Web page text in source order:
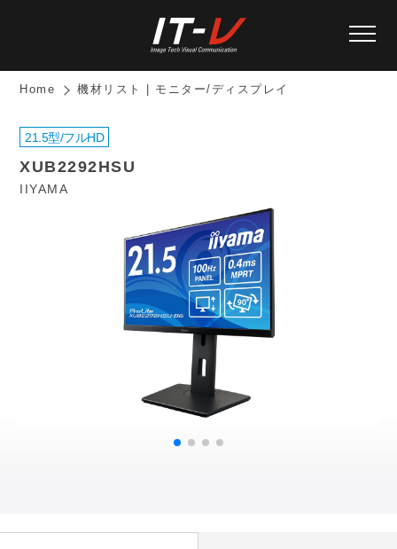
Home 機材リスト | モニター/ディスプレイ
21.5型/フルHD
XUB2292HSU
IIYAMA